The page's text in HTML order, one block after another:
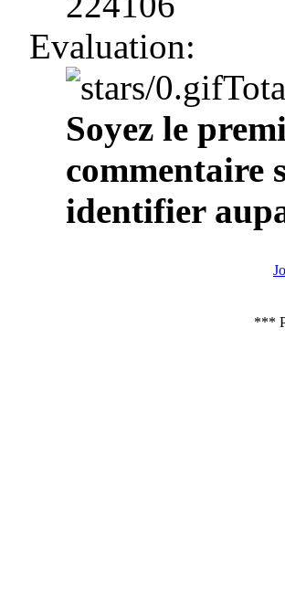
Evaluation:
Soyez le
commentaire
identifier
***